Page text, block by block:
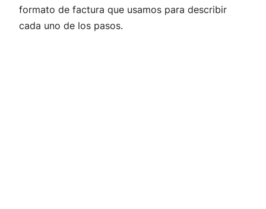
formato de factura que usamos para describir
cada uno de los pasos.